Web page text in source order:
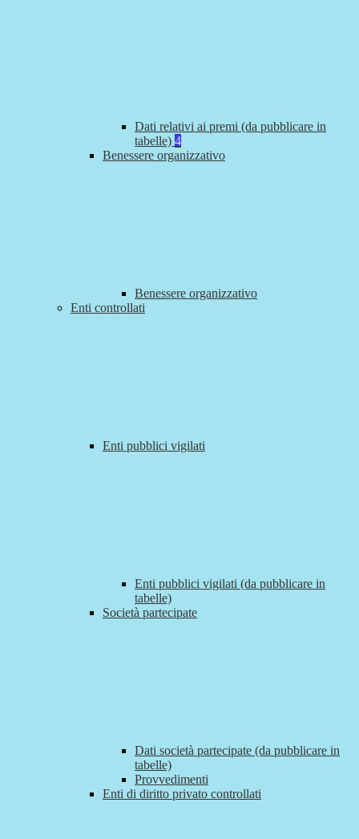
Dati relativi ai premi (da pubblicare in
tabelle) 4
Benessere organizzativo
Benessere organizzativo
Enti controllati
Enti pubblici vigilati
Enti pubblici vigilati (da pubblicare in
tabelle)
Società partecipate
Dati società partecipate (da pubblicare in
tabelle)
Provvedimenti
Enti di diritto privato controllati